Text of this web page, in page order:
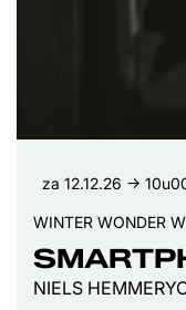
NIELS
WINTER WONDER
za 12.12.26 →